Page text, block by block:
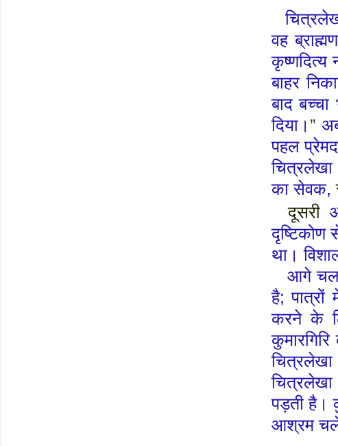
वह
बाहर
बाद बच्चा
दिया। ”
पहल
चित्रलेखा
का सेवक,
दूसरी
दृष्टिकोण
था।
आगे
है;
करने के
पड़ती है।
आश्रम